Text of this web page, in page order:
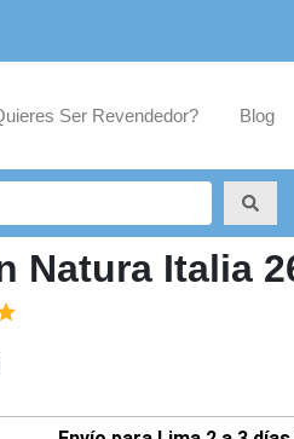
Ser Revendedor? Blog
Natura Italia